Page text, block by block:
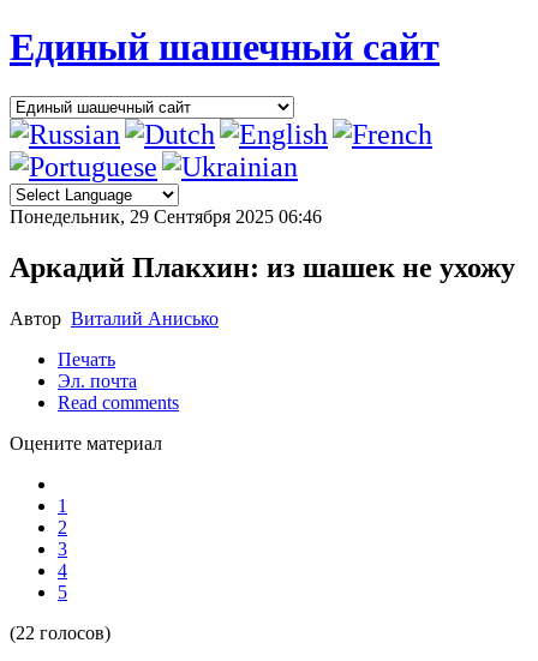
Единый шашечный сайт
Понедельник, 29 Сентября 2025 06:46
Аркадий Плакхин: из шашек не ухожу
Автор Виталий Анисько
Печать
Эл. почта
Read comments
Оцените материал
1
2
3
4
5
(22 голосов)